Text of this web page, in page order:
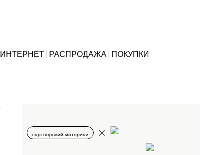
ИНТЕРНЕТ РАСПРОДАЖА ПОКУПКИ
партнерский материал